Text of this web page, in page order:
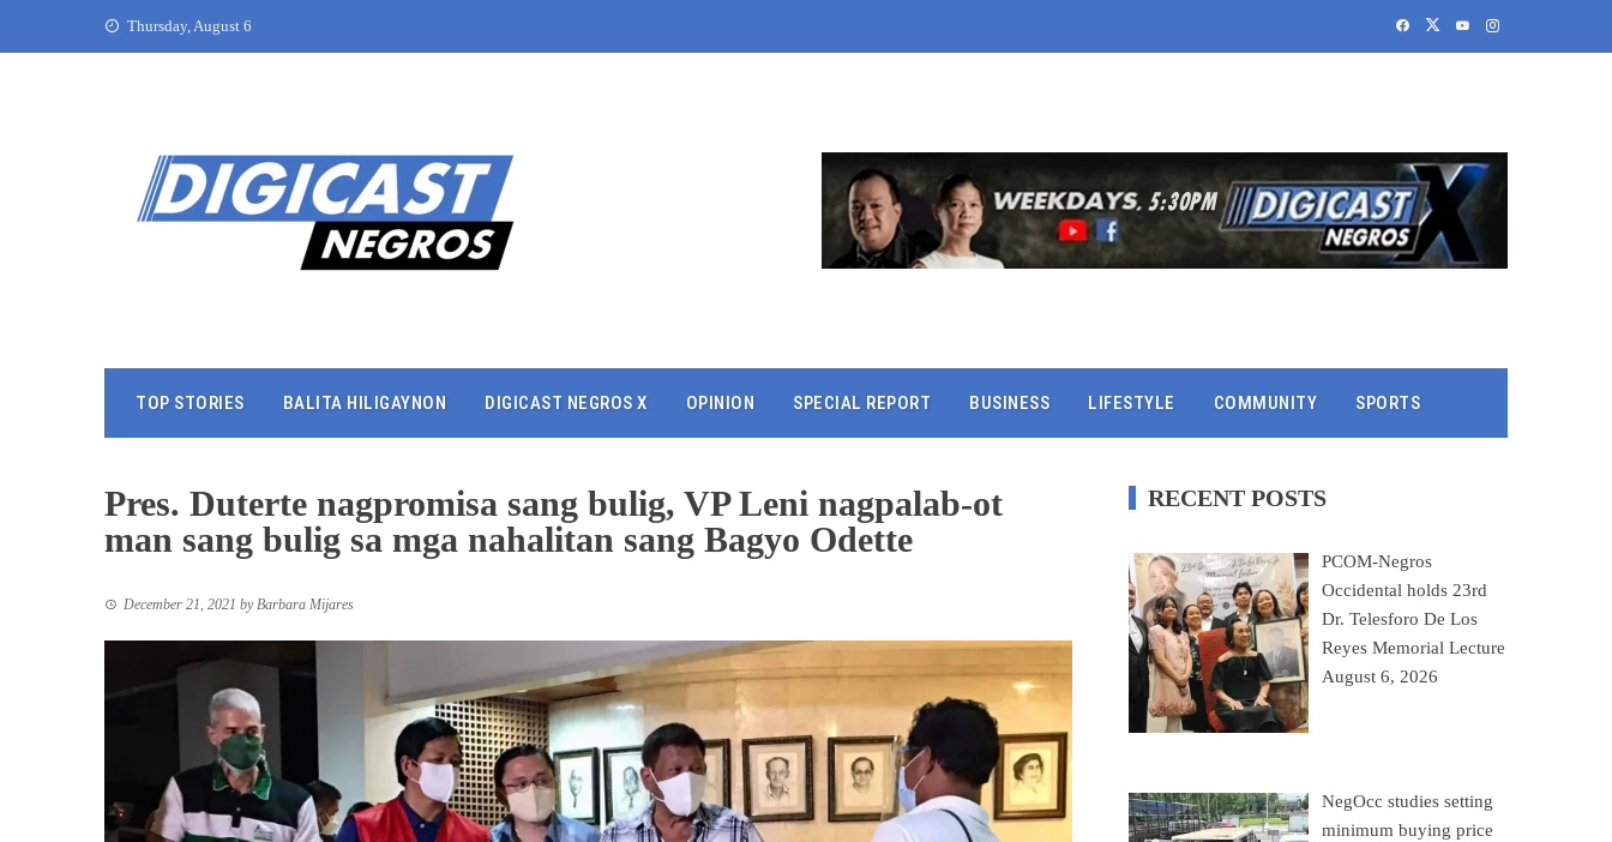
Thursday, August 6
TOP STORIES BALITA HILIGAYNON DIGICAST NEGROS X OPINION SPECIAL REPORT BUSINESS LIFESTYLE COMMUNITY SPORTS
Pres. Duterte nagpromisa sang bulig, VP Leni nagpalab-ot
man sang bulig sa mga nahalitan sang Bagyo Odette
December 21, 2021 byBarbara Mijares
RECENT POSTS
PCOM-Negros
Occidental holds 23rd
Dr. Telesforo De Los
Reyes Memorial Lecture
August 6, 2026
NegOcc studies setting
minimum buying price